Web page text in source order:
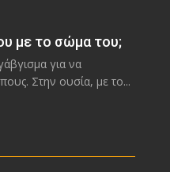
με το σώμα του;
για να
Στην ουσία, με το...